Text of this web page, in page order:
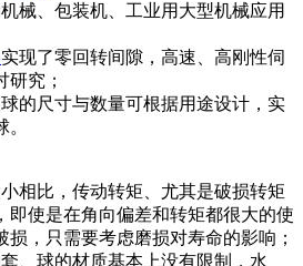
械、包装机、工业用大型机械应用
实现了零回转间隙，高速、高刚性伺
研究；
的尺寸与数量可根据用途设计，实
相比，传动转矩、尤其是破损转矩
即使是在角向偏差和转矩都很大的使
损，只需要考虑磨损对寿命的影响；
、球的材质基本上没有限制，水